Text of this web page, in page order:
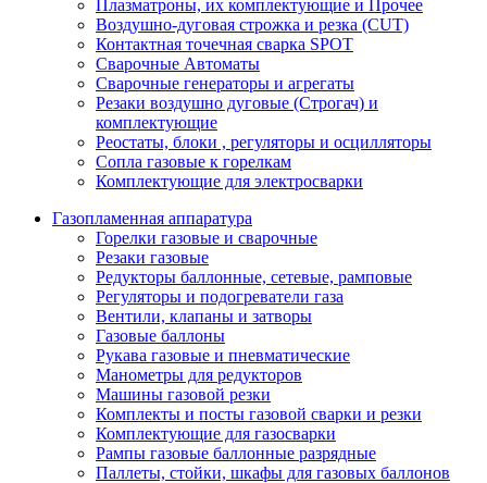
Плазматроны, их комплектующие и Прочее
Воздушно-дуговая строжка и резка (CUT)
Контактная точечная сварка SPOT
Сварочные Автоматы
Сварочные генераторы и агрегаты
Резаки воздушно дуговые (Строгач) и
комплектующие
Реостаты, блоки , регуляторы и осцилляторы
Сопла газовые к горелкам
Комплектующие для электросварки
Газопламенная аппаратура
Горелки газовые и сварочные
Резаки газовые
Редукторы баллонные, сетевые, рамповые
Регуляторы и подогреватели газа
Вентили, клапаны и затворы
Газовые баллоны
Рукава газовые и пневматические
Манометры для редукторов
Машины газовой резки
Комплекты и посты газовой сварки и резки
Комплектующие для газосварки
Рампы газовые баллонные разрядные
Паллеты, стойки, шкафы для газовых баллонов